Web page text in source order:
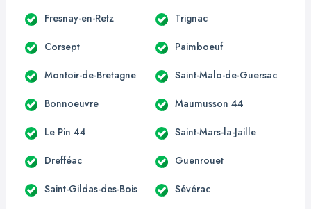
Fresnay-en-Retz Trignac
Corsept Paimboeuf
Montoir-de-Bretagne Saint-Malo-de-Guersac
Bonnoeuvre Maumusson 44
Le Pin 44 Saint-Mars-la-Jaille
Drefféac Guenrouet
Saint-Gildas-des-Bois Sévérac